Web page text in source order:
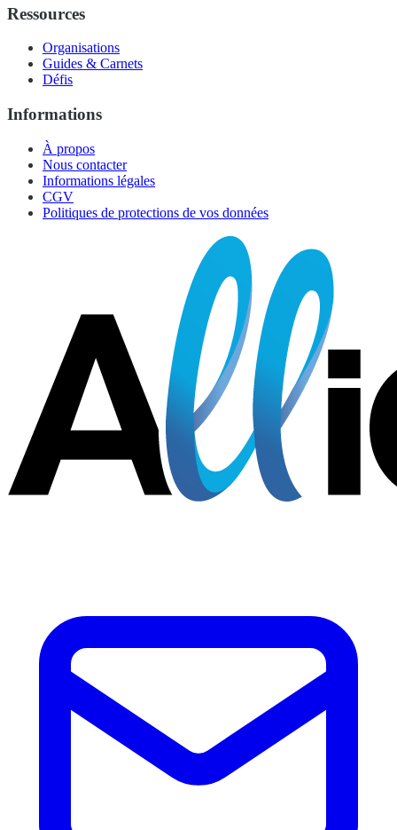
Ressources
Organisations
Guides & Carnets
Défis
Informations
À propos
Nous contacter
Informations légales
CGV
Politiques de protections de vos données